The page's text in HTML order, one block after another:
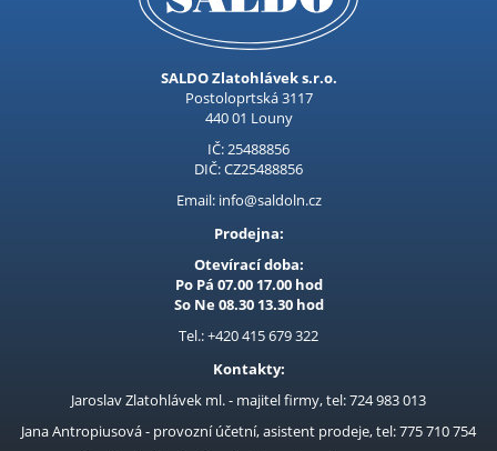
Elektrocentrály
Excentrické brusky
Horkovzdušné pistole
Kombi. svářečky CO2, Tig
Kompresory Auto
Kotouče pilové SK dřevo
Křovinořezy
Kukly, svářecí masky
SALDO Zlatohlávek s.r.o.
Postoloprtská 3117
440 01 Louny
IČ: 25488856
DIČ: CZ25488856
Email: info@saldoln.cz
Prodejna:
Otevírací doba:
Po Pá 07.00 17.00 hod
So Ne 08.30 13.30 hod
Tel.: +420 415 679 322
Kontakty:
Jaroslav Zlatohlávek ml. - majitel firmy, tel: 724 983 013
Jana Antropiusová - provozní účetní, asistent prodeje, tel: 775 710 754